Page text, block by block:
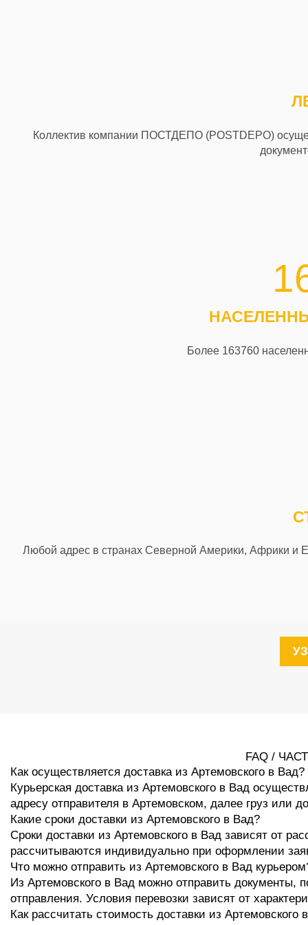
Коллектив компании ПОСТДЕПО (POSTDEPO)
Более 163760
Любой адрес в странах Северной Америки, Африки и
FAQ /
Как осуществляется доставка из Артемовского в Вад?
Курьерская доставка из Артемовского в Вад
адресу отправителя в Артемовском, далее груз или
Какие сроки доставки из Артемовского в Вад?
Сроки доставки из Артемовского в Вад зависят от
рассчитываются индивидуально при оформлении
Что можно отправить из Артемовского в Вад
Из Артемовского в Вад можно отправить документы,
отправления. Условия перевозки зависят от
Как рассчитать стоимость доставки из Артемовского